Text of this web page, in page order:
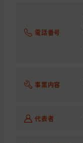
電話番号
事業内容
代表者